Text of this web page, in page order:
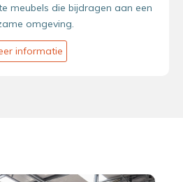
meubels die bijdragen aan een
omgeving.
informatie